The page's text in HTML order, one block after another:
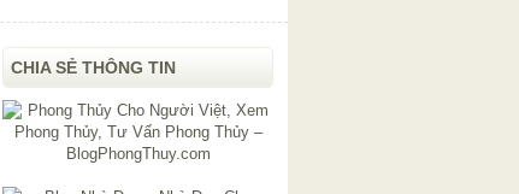
CHIA SẺ THÔNG TIN